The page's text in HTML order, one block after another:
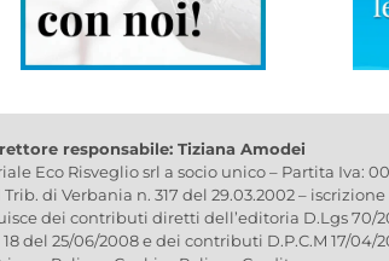
responsabile: Tiziana Amodei
Eco Risveglio srl a socio unico – Partita Iva:
di Verbania n. 317 del 29.03.2002 – iscrizione
dei contributi diretti dell’editoria D.Lgs 70/
del 25/06/2008 e dei contributi D.P.C.M 17/04/